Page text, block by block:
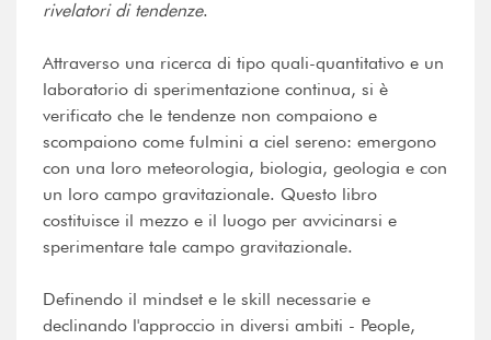
rivelatori di tendenze.
Attraverso una ricerca di tipo quali-quantitativo e un
laboratorio di sperimentazione continua, si è
verificato che le tendenze non compaiono e
scompaiono come fulmini a ciel sereno: emergono
con una loro meteorologia, biologia, geologia e con
un loro campo gravitazionale. Questo libro
costituisce il mezzo e il luogo per avvicinarsi e
sperimentare tale campo gravitazionale.
Definendo il mindset e le skill necessarie e
declinando l'approccio in diversi ambiti - People,